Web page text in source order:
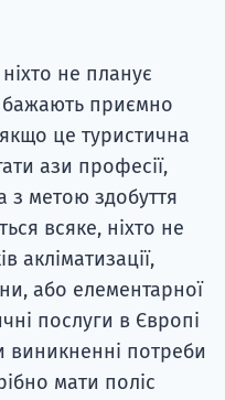
не планує
бажають приємно
це туристична
ази професії,
з метою здобуття
всяке, ніхто не
акліматизації,
або елементарної
послуги в Європі
потреби
мати поліс